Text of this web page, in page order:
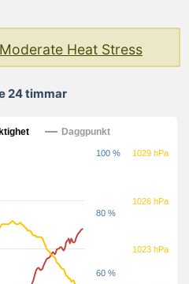
Heat Stress
24 timmar
24 timmarDaggpunkt
60 %
80 %
100 %
1023 hPa
1026 hPa
1029 hPa